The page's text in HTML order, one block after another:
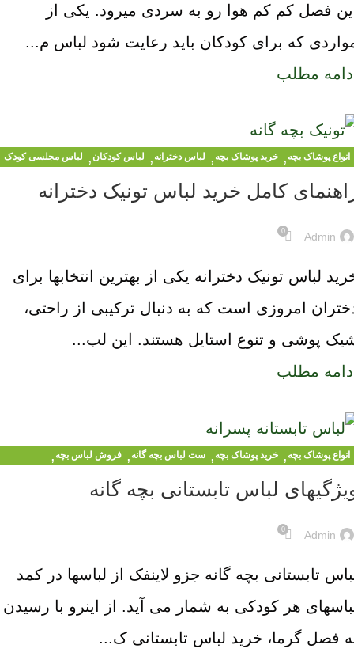
فصل کم کم هوا رو به سردی میرود. یکی از
که برای کودکان باید رعایت شود لباس م...
مطلب
انواع پوشاک بچه , خرید پوشاک بچه , لباس دخترانه , لباس کودکان , لباس مجلسی کودک
کامل خرید لباس تونیک دخترانه
Admin
0
لباس تونیک دخترانه یکی از بهترین انتخابها برای
امروزی است که به دنبال ترکیبی از راحتی،
پوشی و تنوع استایل هستند. این لب...
مطلب
انواع پوشاک بچه , خرید پوشاک بچه , ست لباس بچه گانه , فروش لباس بچه ,
لباس تابستانی بچه گانه
Admin
0
تابستانی بچه گانه جزو لاینفک از لباسها در کمد
هر کودکی به شمار می آید. از اینرو با رسیدن
فصل گرما، خرید لباس تابستانی ک...